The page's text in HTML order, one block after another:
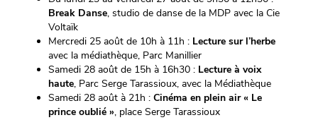
Break Danse, studio de danse de la MDP avec la Cie
Voltaïk
Mercredi 25 août de 10h à 11h : Lecture sur l’herbe
avec la médiathèque, Parc Manillier
Samedi 28 août de 15h à 16h30 : Lecture à voix
haute, Parc Serge Tarassioux, avec la Médiathèque
Samedi 28 août à 21h : Cinéma en plein air « Le
prince oublié », place Serge Tarassioux